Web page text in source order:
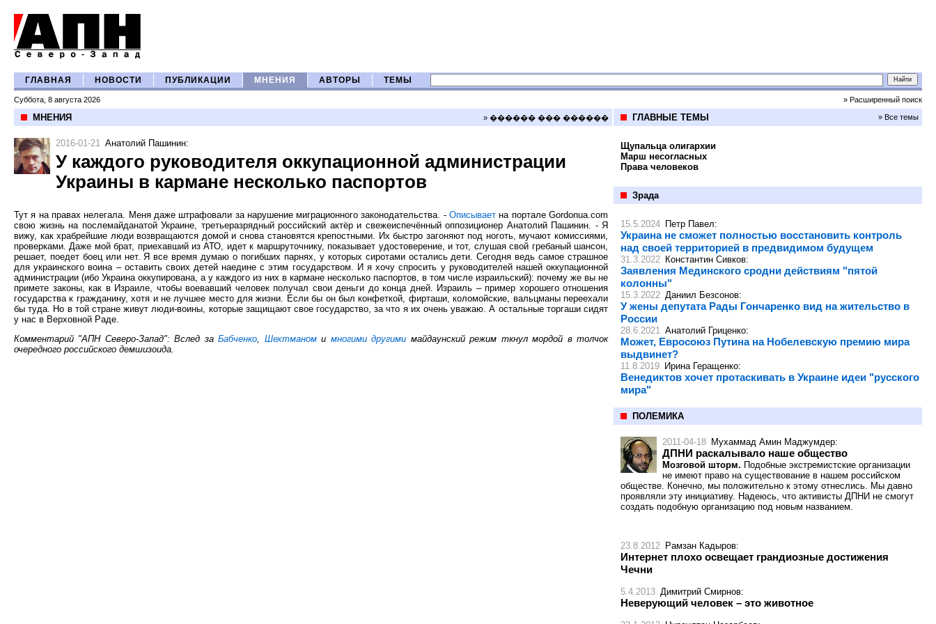
ГЛАВНАЯ НОВОСТИ ПУБЛИКАЦИИ МНЕНИЯ АВТОРЫ ТЕМЫ
Суббота, 8 августа 2026 » Расширенный поиск
МНЕНИЯ » ������ ��� ������
2016-01-21 Анатолий Пашинин:
У каждого руководителя оккупационной администрации
Украины в кармане несколько паспортов
Тут я на правах нелегала. Меня даже штрафовали за нарушение миграционного законодательства. -Описывает на портале Gordonua.com
свою жизнь на послемайданатой Украине, третьеразрядный российский актёр и свежеиспечённый оппозиционер Анатолий Пашинин. - Я
вижу, как храбрейшие люди возвращаются домой и снова становятся крепостными. Их быстро загоняют под ноготь, мучают комиссиями,
проверками. Даже мой брат, приехавший из АТО, идет к маршруточнику, показывает удостоверение, и тот, слушая свой гребаный шансон,
решает, поедет боец или нет. Я все время думаю о погибших парнях, у которых сиротами остались дети. Сегодня ведь самое страшное
для украинского воина – оставить своих детей наедине с этим государством. И я хочу спросить у руководителей нашей оккупационной
администрации (ибо Украина оккупирована, а у каждого из них в кармане несколько паспортов, в том числе израильский): почему же вы не
примете законы, как в Израиле, чтобы воевавший человек получал свои деньги до конца дней. Израиль – пример хорошего отношения
государства к гражданину, хотя и не лучшее место для жизни. Если бы он был конфеткой, фирташи, коломойские, вальцманы переехали
бы туда. Но в той стране живут люди-воины, которые защищают свое государство, за что я их очень уважаю. А остальные торгаши сидят
у нас в Верховной Раде.
Комментарий "АПН Северо-Запад": Вслед заБабченко Шехтманоми многими другими майдаунский режим ткнул мордой в толчок
очередного российского демшизоида.
ГЛАВНЫЕ ТЕМЫ » Все темы
Щупальца олигархии
Марш несогласных
Права человеков
Зрада
15.5.2024 Петр Павел:
Украина не сможет полностью восстановить контроль
над своей территорией в предвидимом будущем
31.3.2022 Константин Сивков:
Заявления Мединского сродни действиям "пятой
колонны"
15.3.2022 Даниил Безсонов:
У жены депутата Рады Гончаренко вид на жительство в
России
28.6.2021 Анатолий Гриценко:
Может, Евросоюз Путина на Нобелевскую премию мира
выдвинет?
11.8.2019 Ирина Геращенко:
Венедиктов хочет протаскивать в Украине идеи "русского
мира"
ПОЛЕМИКА
2011-04-18 Мухаммад Амин Маджумдер:
ДПНИ раскалывало наше общество
Мозговой шторм. Подобные экстремистские организации
не имеют право на существование в нашем российском
обществе. Конечно, мы положительно к этому отнеслись. Мы давно
проявляли эту инициативу. Надеюсь, что активисты ДПНИ не смогут
создать подобную организацию под новым названием.
23.8.2012 Рамзан Кадыров:
Интернет плохо освещает грандиозные достижения
Чечни
5.4.2013 Димитрий Смирнов:
Неверующий человек – это животное